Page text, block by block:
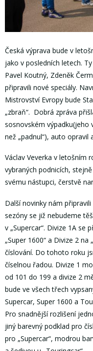
Česká výprava bude v
jako v posledních letech.
Pavel Koutný, Zdeněk
připravili nové speciály.
Mistrovství Evropy bude
„zbraň“. Dobrá zpráva
sosnovském
než „padnul“), auto opravil
Václav Veverka v letošním
vybraných podnicích,
svému nástupci, čerstvě
Další novinky nám
sezóny se již nebudeme
v „Supercar“. Divize 1A se
„Super 1600“ a Divize 2
číslování. Do tohoto roku
číselnou řadou. Divize 1
od 101 do 199 a divize 2
bude ve všech třech
Supercar, Super 1600 a
Pro snadnější rozlišení
jiný barevný podklad pro
pro „Supercar“, modrou